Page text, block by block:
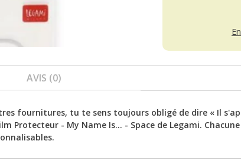
AVIS (0)
fournitures, tu te sens toujours obligé de dire « Il
Protecteur - My Name Is... - Space de Legami.